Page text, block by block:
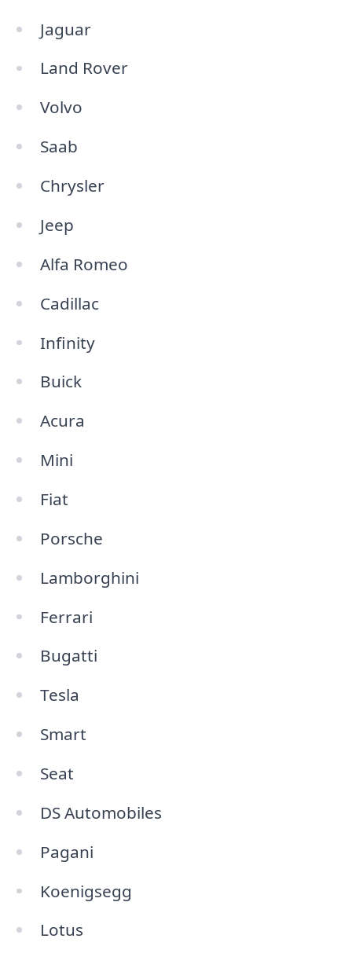
Jaguar
Land Rover
Volvo
Saab
Chrysler
Jeep
Alfa Romeo
Cadillac
Infinity
Buick
Acura
Mini
Fiat
Porsche
Lamborghini
Ferrari
Bugatti
Tesla
Smart
Seat
DS Automobiles
Pagani
Koenigsegg
Lotus